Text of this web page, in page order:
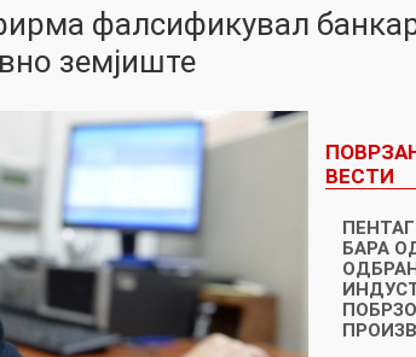
фалсификувал
земјиште
ВЕСТИ
БАРА
ПОБРЗО